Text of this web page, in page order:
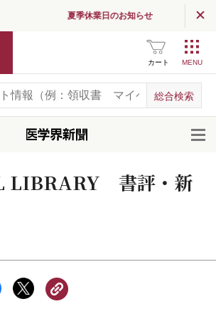
夏季休業日のお知らせ
カート
LIBRARY 書評・新